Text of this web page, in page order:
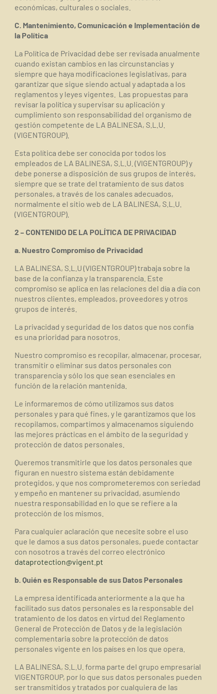
económicas, culturales o sociales.
C. Mantenimiento, Comunicación e Implementación de
la Política
La Política de Privacidad debe ser revisada anualmente
cuando existan cambios en las circunstancias y
siempre que haya modificaciones legislativas, para
garantizar que sigue siendo actual y adaptada a los
reglamentos y leyes vigentes.
Las propuestas para
revisar la política y supervisar su aplicación y
cumplimiento son responsabilidad del organismo de
gestión competente de LA BALINESA, S.L.U.
(VIGENTGROUP).
Esta política debe ser conocida por todos los
empleados de LA BALINESA, S.L.U. (VIGENTGROUP) y
debe ponerse a disposición de sus grupos de interés,
siempre que se trate del tratamiento de sus datos
personales, a través de los canales adecuados,
normalmente el sitio web de LA BALINESA, S.L.U.
(VIGENTGROUP).
2 – CONTENIDO DE LA POLÍTICA DE PRIVACIDAD
a. Nuestro Compromiso de Privacidad
LA BALINESA, S.L.U (VIGENTGROUP) trabaja sobre la
base de la confianza y la transparencia. Este
compromiso se aplica en las relaciones del día a día con
nuestros clientes, empleados, proveedores y otros
grupos de interés.
La privacidad y seguridad de los datos que nos confía
es una prioridad para nosotros.
Nuestro compromiso es recopilar, almacenar, procesar,
transmitir o eliminar sus datos personales con
transparencia y sólo los que sean esenciales en
función de la relación mantenida.
Le informaremos de cómo utilizamos sus datos
personales y para qué fines, y le garantizamos que los
recopilamos, compartimos y almacenamos siguiendo
las mejores prácticas en el ámbito de la seguridad y
protección de datos personales.
Queremos transmitirle que los datos personales que
figuran en nuestro sistema están debidamente
protegidos, y que nos comprometeremos con seriedad
y empeño en mantener su privacidad, asumiendo
nuestra responsabilidad en lo que se refiere a la
protección de los mismos.
Para cualquier aclaración que necesite sobre el uso
que le damos a sus datos personales, puede contactar
con nosotros a través del correo electrónico
dataprotection@vigent.pt
b. Quién es Responsable de sus Datos Personales
La empresa identificada anteriormente a la que ha
facilitado sus datos personales es la responsable del
tratamiento de los datos en virtud del Reglamento
General de Protección de Datos y de la legislación
complementaria sobre la protección de datos
personales vigente en los países en los que opera.
LA BALINESA, S.L.U. forma parte del grupo empresarial
VIGENTGROUP, por lo que sus datos personales pueden
ser transmitidos y tratados por cualquiera de las